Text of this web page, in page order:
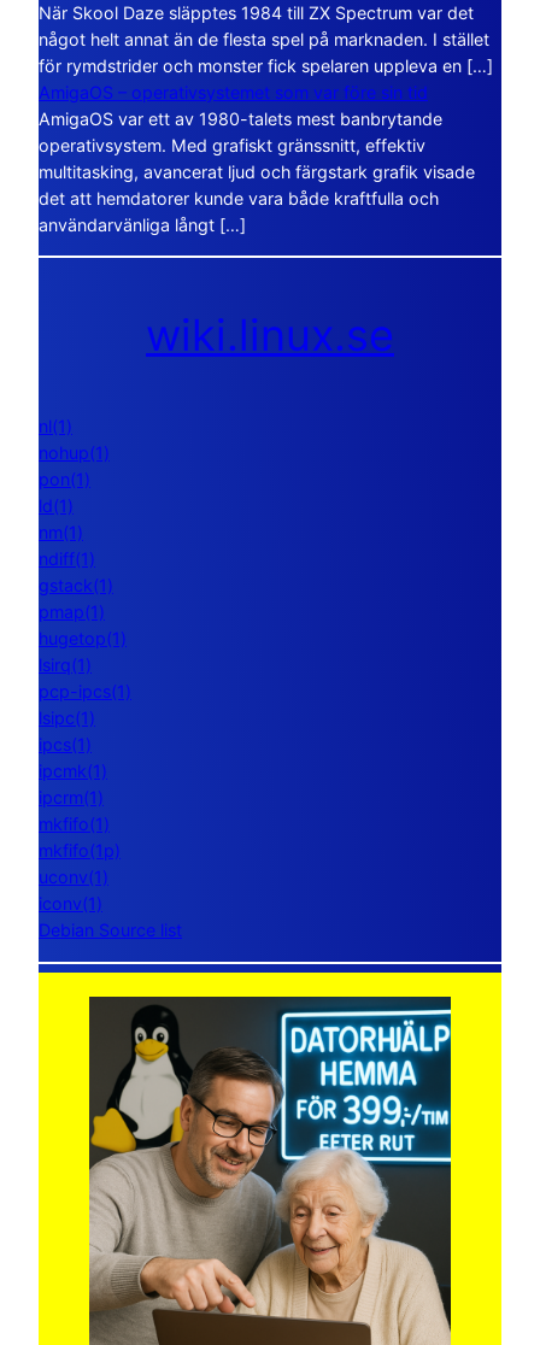
När Skool Daze släpptes 1984 till ZX Spectrum var det
något helt annat än de flesta spel på marknaden. I stället
för rymdstrider och monster fick spelaren uppleva en […]
AmigaOS – operativsystemet som var före sin tid
AmigaOS var ett av 1980-talets mest banbrytande
operativsystem. Med grafiskt gränssnitt, effektiv
multitasking, avancerat ljud och färgstark grafik visade
det att hemdatorer kunde vara både kraftfulla och
användarvänliga långt […]
wiki.linux.se
nl(1)
nohup(1)
pon(1)
ld(1)
nm(1)
ndiff(1)
gstack(1)
pmap(1)
hugetop(1)
lsirq(1)
pcp-ipcs(1)
lsipc(1)
ipcs(1)
ipcmk(1)
ipcrm(1)
mkfifo(1)
mkfifo(1p)
uconv(1)
iconv(1)
Debian Source list